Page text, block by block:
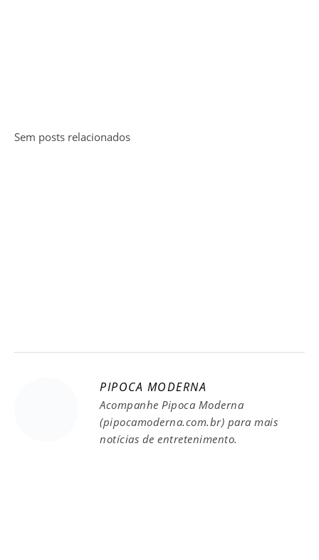
Sem posts relacionados
PIPOCA MODERNA
Acompanhe Pipoca Moderna
(pipocamoderna.com.br) para mais
notícias de entretenimento.